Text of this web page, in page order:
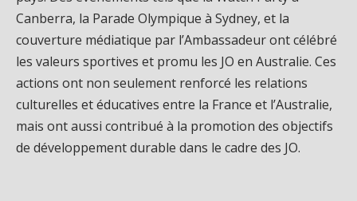
Canberra, la Parade Olympique à Sydney, et la
couverture médiatique par l’Ambassadeur ont célébré
les valeurs sportives et promu les JO en Australie. Ces
actions ont non seulement renforcé les relations
culturelles et éducatives entre la France et l’Australie,
mais ont aussi contribué à la promotion des objectifs
de développement durable dans le cadre des JO.